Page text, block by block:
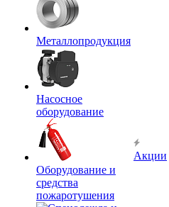
Металлопродукция
Насосное
оборудование
Оборудование и
средства
пожаротушения
Акции